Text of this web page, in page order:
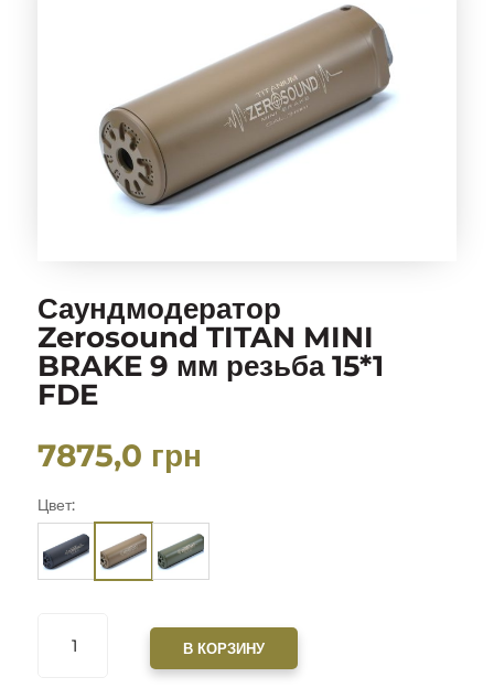
Саундмодератор
Zerosound TITAN MINI
BRAKE 9 мм резьба 15*1
FDE
7875,0 грн
Цвет:
ТОВАРА
САУНДМОДЕРАТОР
В КОРЗИНУ